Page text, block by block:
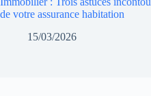
de votre assurance habitation
15/03/2026